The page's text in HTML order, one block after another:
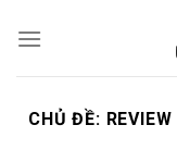
CHỦ ĐỀ: